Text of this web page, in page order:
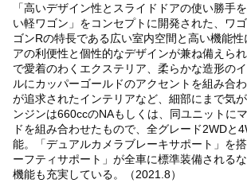
「高いデザイン性とスライドドアの使い勝手
い軽ワゴン」をコンセプトに開発された、ワ
ゴンRの特長である広い室内空間と高い機能
アの利便性と個性的なデザインが兼ね備えら
で愛着のわくエクステリア、柔らかな造形の
ルにカッパーゴールドのアクセントを組み合
が追求されたインテリアなど、細部にまで気
ンジンは660ccのNAもしくは、同ユニットに
ドを組み合わせたもので、全グレード2WDと
能。「デュアルカメラブレーキサポート」を
ーフティサポート」が全車に標準装備される
機能も充実している。（2021.8）